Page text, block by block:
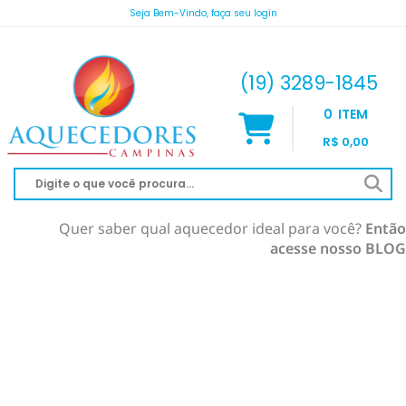
Seja Bem-Vindo, faça seu login
(19) 3289-1845
0 ITEM
R$ 0,00
Quer saber qual aquecedor ideal para você? Então
acesse nosso BLOG